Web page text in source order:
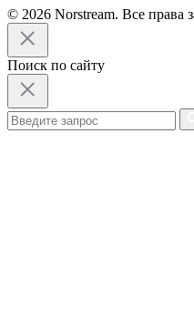
© 2026 Norstream. Все права
Поиск по сайту